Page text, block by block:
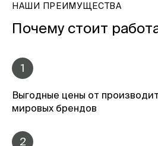
НАШИ ПРЕИМУЩЕСТВА
Почему стоит
1
Выгодные цены от
мировых брендов
2